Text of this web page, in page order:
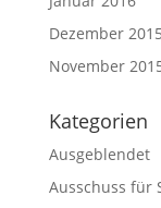
Dezember 2015
November
Kategorien
Ausgeblendet
Ausschuss für